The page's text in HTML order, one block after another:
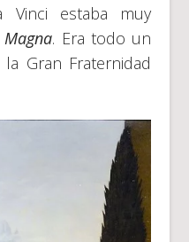
estaba muy
. Era todo un
Gran Fraternidad